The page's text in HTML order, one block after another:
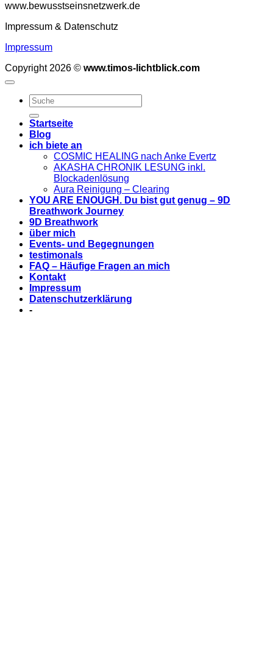
www.bewusstseinsnetzwerk.de
Impressum & Datenschutz
Impressum
Copyright 2026 © www.timos-lichtblick.com
Startseite
Blog
ich biete an
COSMIC HEALING nach Anke Evertz
AKASHA CHRONIK LESUNG inkl.
Blockadenlösung
Aura Reinigung – Clearing
YOU ARE ENOUGH. Du bist gut genug – 9D
Breathwork Journey
9D Breathwork
über mich
Events- und Begegnungen
testimonals
FAQ – Häufige Fragen an mich
Kontakt
Impressum
Datenschutzerklärung
-